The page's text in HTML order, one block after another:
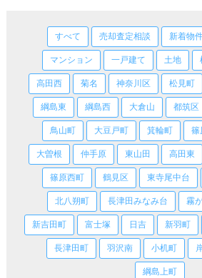
すべて 売却査定相談 新着物
マンション 一戸建て 土地
高田西 菊名 神奈川区 松見町
綱島東 綱島西 大倉山 都筑区
鳥山町 大豆戸町 箕輪町 篠
大曽根 仲手原 東山田 高田東
篠原西町 鶴見区 東寺尾中台
北八朔町 長津田みなみ台 霧
新吉田町 富士塚 日吉 新羽町
長津田町 羽沢南 小机町
綱島上町